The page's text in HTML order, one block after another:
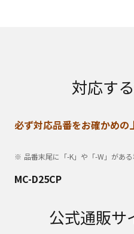
対応す
必ず対応品番をお確かめの
品番末尾に「-K」や「-W」がある
MC-D25CP
公式通販サ